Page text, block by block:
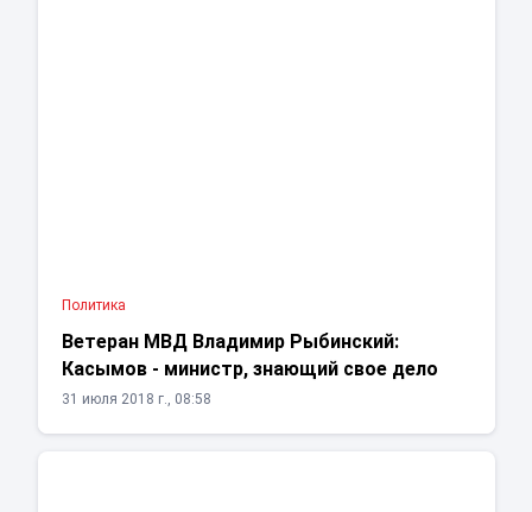
Политика
Ветеран МВД Владимир Рыбинский:
Касымов - министр, знающий свое дело
31 июля 2018 г., 08:58